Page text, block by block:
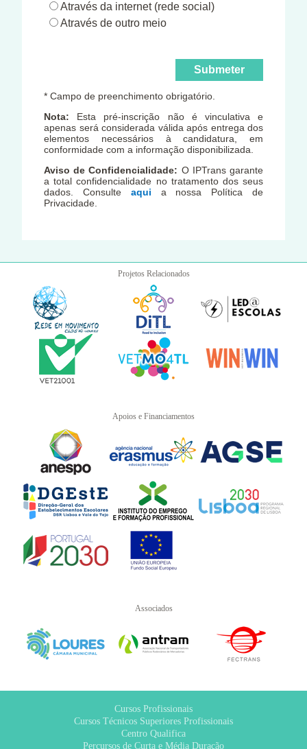
Através da internet (rede social)
Através de outro meio
* Campo de preenchimento obrigatório.
Nota: Esta pré-inscrição não é vinculativa e
apenas será considerada válida após entrega dos
elementos necessários à candidatura, em
conformidade com a informação disponibilizada.
Aviso de Confidencialidade: O IPTrans garante
a total confidencialidade no tratamento dos seus
dados. Consulte aqui a nossa Política de
Privacidade.
Projetos Relacionados
Apoios e Financiamentos
Associados
Cursos Profissionais
Cursos Técnicos Superiores Profissionais
Centro Qualifica
Percursos de Curta e Média Duração